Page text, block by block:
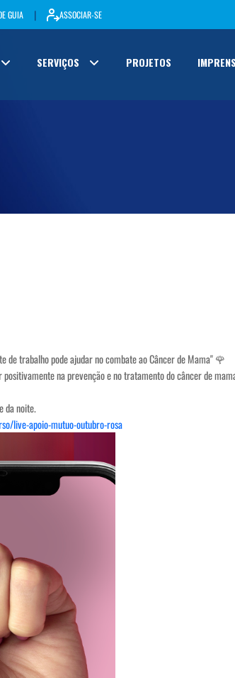
GUIA | ASSOCIAR-SE
SERVIÇOS PROJETOS
de trabalho pode ajudar no combate ao Câncer de Mama" 🌹
na prevenção e no tratamento do câncer de
da noite.
live-apoio-mutuo-outubro-rosa